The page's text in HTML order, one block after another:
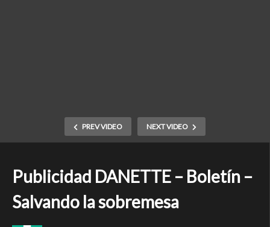
PREV VIDEO NEXT VIDEO
Publicidad DANETTE – Boletín –
Salvando la sobremesa